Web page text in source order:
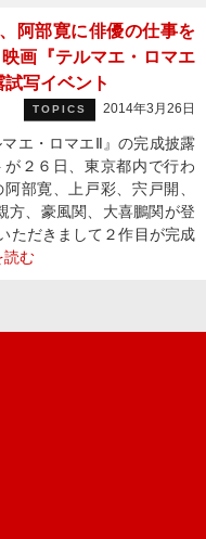
阿部寛に俳優の仕事を
画『テルマエ・ロマエ
試写イベント
TOPICS 2014年3月26日
エ・ロマエⅡ』の完成披露
２６日、東京都内で行わ
部寛、上戸彩、宍戸開、
方、豪風関、大喜鵬関が登
だきまして２作目が完成
読む